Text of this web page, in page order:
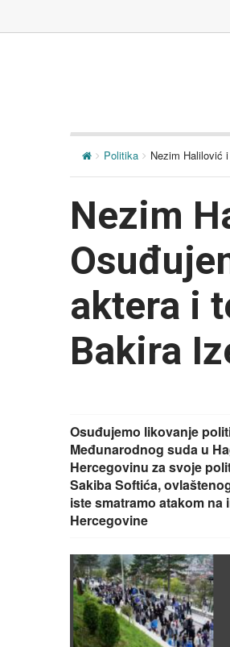
Politika Nezim Halilović
Nezim
aktera i
Bakira
Osuđujemo likovanje
Međunarodnog suda u
Hercegovinu za svoje
Sakiba Softića,
iste smatramo atakom
Hercegovine